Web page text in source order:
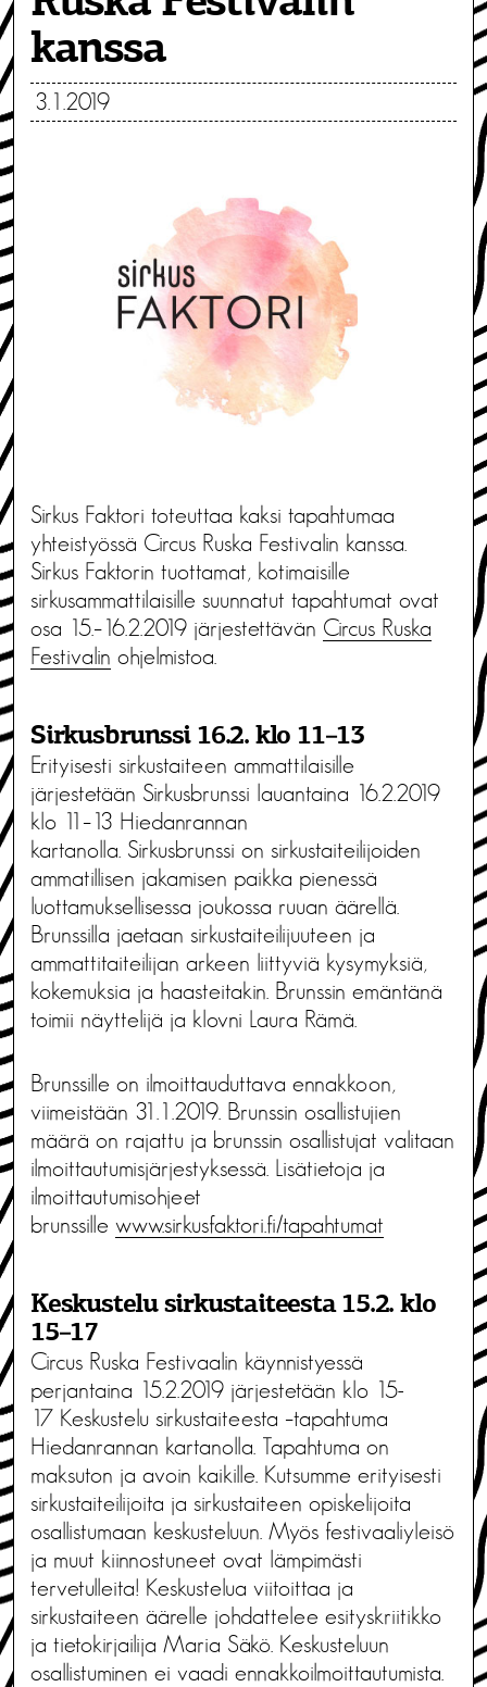
kanssa
3.1.2019
Sirkus Faktori toteuttaa kaksi tapahtumaa
yhteistyössä Circus Ruska Festivalin kanssa.
Sirkus Faktorin tuottamat, kotimaisille
sirkusammattilaisille suunnatut tapahtumat ovat
osa 15.–16.2.2019 järjestettävän Circus Ruska
Festivalin ohjelmistoa.
Sirkusbrunssi 16.2. klo 11–13
Erityisesti sirkustaiteen ammattilaisille
järjestetään Sirkusbrunssi lauantaina 16.2.2019
klo 11–13 Hiedanrannan
kartanolla. Sirkusbrunssi on sirkustaiteilijoiden
ammatillisen jakamisen paikka pienessä
luottamuksellisessa joukossa ruuan äärellä.
Brunssilla jaetaan sirkustaiteilijuuteen ja
ammattitaiteilijan arkeen liittyviä kysymyksiä,
kokemuksia ja haasteitakin. Brunssin emäntänä
toimii näyttelijä ja klovni Laura Rämä.
Brunssille on ilmoittauduttava ennakkoon,
viimeistään 31.1.2019. Brunssin osallistujien
määrä on rajattu ja brunssin osallistujat valitaan
ilmoittautumisjärjestyksessä. Lisätietoja ja
ilmoittautumisohjeet
brunssille www.sirkusfaktori.fi/tapahtumat
Keskustelu sirkustaiteesta 15.2. klo
15–17
Circus Ruska Festivaalin käynnistyessä
perjantaina 15.2.2019 järjestetään klo 15-
17 Keskustelu sirkustaiteesta –tapahtuma
Hiedanrannan kartanolla. Tapahtuma on
maksuton ja avoin kaikille. Kutsumme erityisesti
sirkustaiteilijoita ja sirkustaiteen opiskelijoita
osallistumaan keskusteluun. Myös festivaaliyleisö
ja muut kiinnostuneet ovat lämpimästi
tervetulleita! Keskustelua viitoittaa ja
sirkustaiteen äärelle johdattelee esityskriitikko
ja tietokirjailija Maria Säkö. Keskusteluun
osallistuminen ei vaadi ennakkoilmoittautumista.